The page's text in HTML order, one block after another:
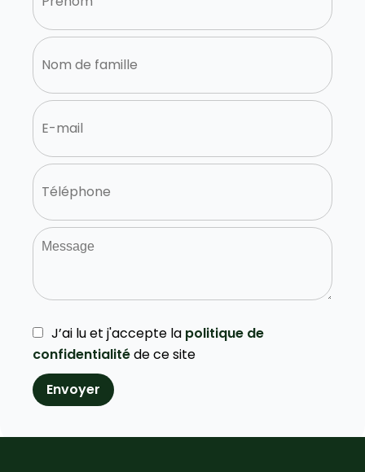
J’ai lu et j'accepte la politique de
confidentialitéde ce site
Envoyer